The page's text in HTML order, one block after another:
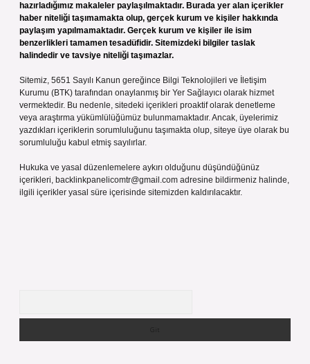
hazırladığımız makaleler paylaşılmaktadır. Burada yer alan içerikler
haber niteliği taşımamakta olup, gerçek kurum ve kişiler hakkında
paylaşım yapılmamaktadır. Gerçek kurum ve kişiler ile isim
benzerlikleri tamamen tesadüfidir. Sitemizdeki bilgiler taslak
halindedir ve tavsiye niteliği taşımazlar.
Sitemiz, 5651 Sayılı Kanun gereğince Bilgi Teknolojileri ve İletişim
Kurumu (BTK) tarafından onaylanmış bir Yer Sağlayıcı olarak hizmet
vermektedir. Bu nedenle, sitedeki içerikleri proaktif olarak denetleme
veya araştırma yükümlülüğümüz bulunmamaktadır. Ancak, üyelerimiz
yazdıkları içeriklerin sorumluluğunu taşımakta olup, siteye üye olarak bu
sorumluluğu kabul etmiş sayılırlar.
Hukuka ve yasal düzenlemelere aykırı olduğunu düşündüğünüz
içerikleri, backlinkpanelicomtr@gmail.com adresine bildirmeniz halinde,
ilgili içerikler yasal süre içerisinde sitemizden kaldırılacaktır.